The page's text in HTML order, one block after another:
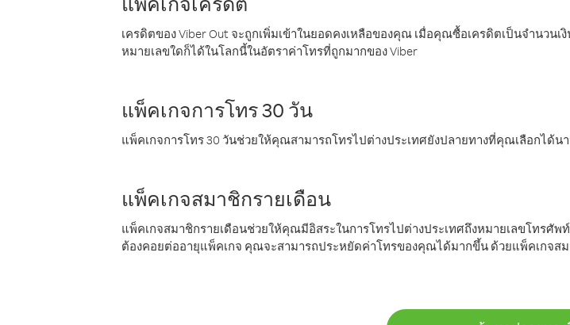
เครดิตของ Viber Out จะถูกเพิ่มเข้าในยอดคงเหลือของคุณ เมื่อคุณซื้อเครดิตเป็นจำนวน
หมายเลขใดก็ได้ในโลกนี้ในอัตราค่าโทรที่ถูกมากของ Viber
แพ็คเกจการโทร 30 วัน
แพ็คเกจการโทร 30 วันช่วยให้คุณสามารถโทรไปต่างประเทศยังปลายทางที่คุณเลือกได้น
แพ็คเกจสมาชิกรายเดือน
แพ็คเกจสมาชิกรายเดือนช่วยให้คุณมีอิสระในการโทรไปต่างประเทศถึงหมายเลขโทร
ต้องคอยต่ออายุแพ็คเกจ คุณจะสามารถประหยัดค่าโทรของคุณได้มากขึ้น ด้วยแพ็คเกจส